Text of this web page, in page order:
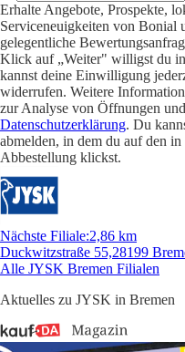
Erhalte Angebote, Prospekte,
Serviceneuigkeiten von Bonial
gelegentliche
Klick auf „Weiter" willigst du
kannst deine Einwilligung
widerrufen. Weitere
zur Analyse von Öffnungen
Datenschutzerklärung. Du
abmelden, in dem du auf den
Abbestellung klickst.
Nächste Filiale:2,86 km
Duckwitzstraße 55,28199
Alle JYSK Bremen Filialen
Aktuelles zu JYSK in Bremen